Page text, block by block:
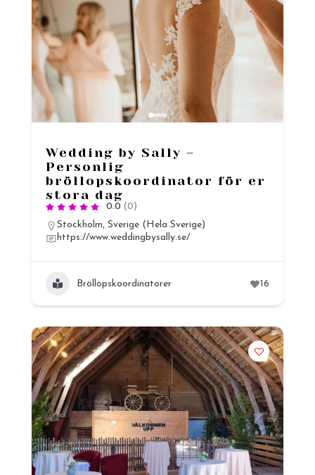
Wedding by Sally –
Personlig
bröllopskoordinator för er
stora dag
0.0 (0)
Stockholm, Sverige (Hela Sverige)
https://www.weddingbysally.se/
Bröllopskoordinatorer 16